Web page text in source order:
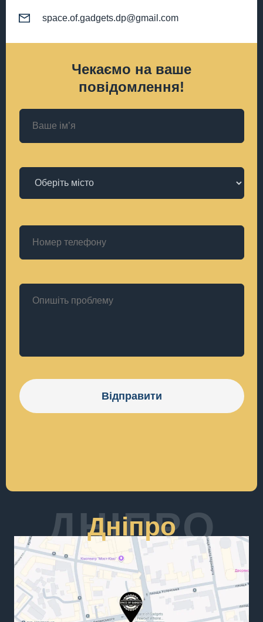
space.of.gadgets.dp@gmail.com
Чекаємо на ваше
повідомлення!
Відправити
ДНІПРО
Дніпро